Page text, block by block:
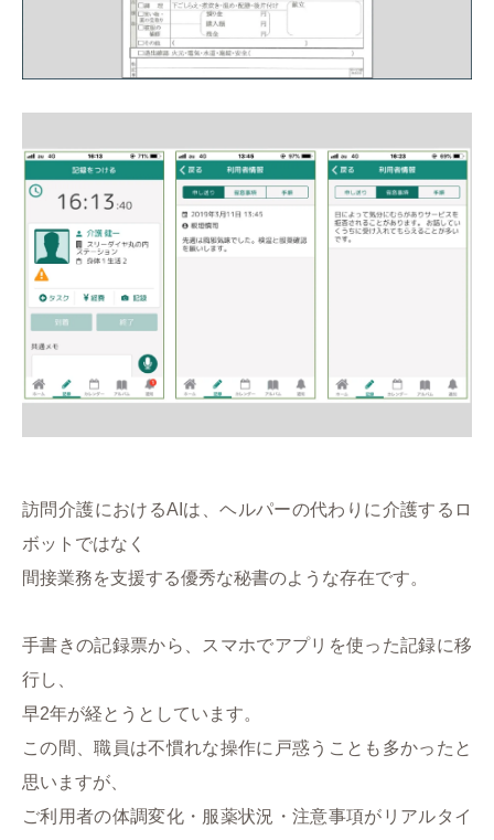
訪問介護におけるAIは、ヘルパーの代わりに介護するロ
ボットではなく
間接業務を支援する優秀な秘書のような存在です。
手書きの記録票から、スマホでアプリを使った記録に移
行し、
早2年が経とうとしています。
この間、職員は不慣れな操作に戸惑うことも 多かったと
思いますが、
ご利用者の体調変化・服薬状況・注意事項がリアルタイ